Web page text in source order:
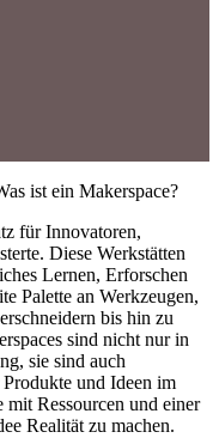
ist ein Makerspace?
für Innovatoren,
Diese Werkstätten
Lernen, Erforschen
Palette an Werkzeugen,
bis hin zu
sind nicht nur in
sie sind auch
und Ideen im
Ressourcen und einer
Realität zu machen.